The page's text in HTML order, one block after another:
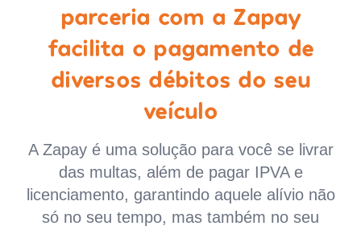
parceria com a Zapay
facilita o pagamento de
diversos débitos do seu
veículo
A Zapay é uma solução para você se livrar
das multas, além de pagar IPVA e
licenciamento, garantindo aquele alívio não
só no seu tempo, mas também no seu